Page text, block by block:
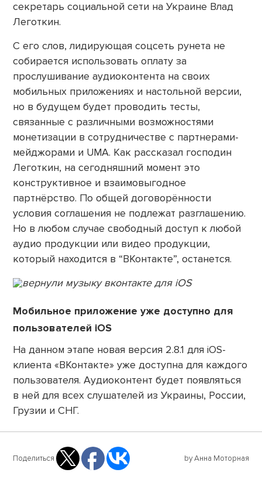
секретарь социальной сети на Украине Влад
Леготкин.
С его слов, лидирующая соцсеть рунета не
собирается использовать оплату за
прослушивание аудиоконтента на своих
мобильных приложениях и настольной версии,
но в будущем будет проводить тесты,
связанные с различными возможностями
монетизации в сотрудничестве с партнерами-
мейджорами и UMA. Как рассказал господин
Леготкин, на сегодняшний момент это
конструктивное и взаимовыгодное
партнёрство. По общей договорённости
условия соглашения не подлежат разглашению.
Но в любом случае свободный доступ к любой
аудио продукции или видео продукции,
который находится в “ВКонтакте”, останется.
Мобильное приложение уже доступно для
пользователей iOS
На данном этапе новая версия 2.8.1 для iOS-
клиента «ВКонтакте» уже доступна для каждого
пользователя. Аудиоконтент будет появляться
в ней для всех слушателей из Украины, России,
Грузии и СНГ.
Поделиться by Анна Моторная